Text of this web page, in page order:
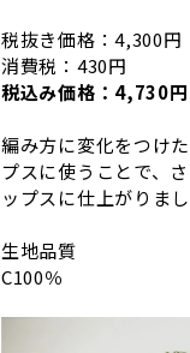
税抜き価格：4,300円
消費税：430円
税込み価格：4,730円
編み方に変化をつけ
プスに使うことで、
ップスに仕上がりま
生地品質
C100％